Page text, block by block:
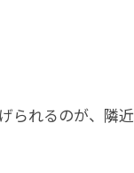
られるのが、隣